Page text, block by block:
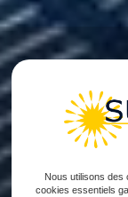
Nous utilisons des
cookies essentiels